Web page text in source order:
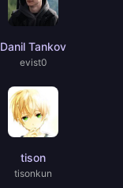
Danil Tankov
evist0
tison
tisonkun